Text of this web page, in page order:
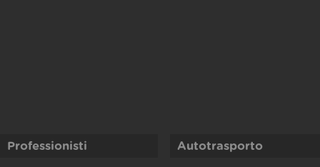
Professionisti Autotrasporto